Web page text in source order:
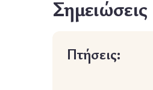
Σημειώσεις
Πτήσεις: